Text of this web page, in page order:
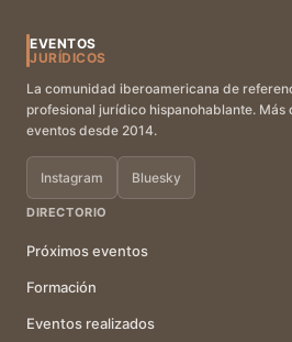
EVENTOS
JURÍDICOS
La comunidad iberoamericana de
profesional jurídico hispanohablante. Más
eventos desde 2014.
Instagram Bluesky
DIRECTORIO
Próximos eventos
Formación
Eventos realizados